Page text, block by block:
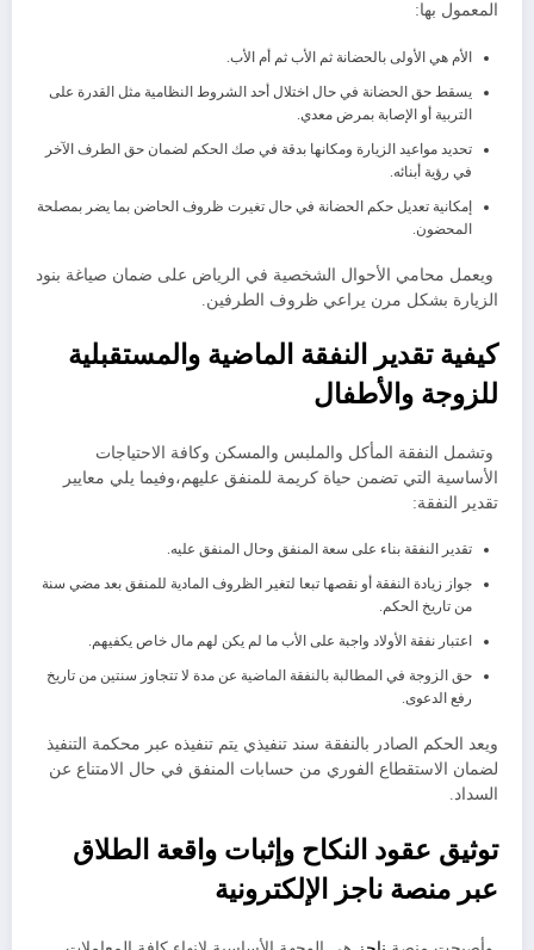
المعمول بها:
​الأم هي الأولى بالحضانة ثم الأب ثم أم الأب.
​يسقط حق الحضانة في حال اختلال أحد الشروط النظامية مثل القدرة على
التربية أو الإصابة بمرض معدي.
​تحديد مواعيد الزيارة ومكانها بدقة في صك الحكم لضمان حق الطرف الآخر
في رؤية أبنائه.
​إمكانية تعديل حكم الحضانة في حال تغيرت ظروف الحاضن بما يضر بمصلحة
المحضون.
ويعمل محامي الأحوال الشخصية في الرياض على ضمان صياغة بنود
الزيارة بشكل مرن يراعي ظروف الطرفين.
​كيفية تقدير النفقة الماضية والمستقبلية
للزوجة والأطفال
وتشمل النفقة المأكل والملبس والمسكن وكافة الاحتياجات
الأساسية التي تضمن حياة كريمة للمنفق عليهم،​وفيما يلي معايير
تقدير النفقة:
​تقدير النفقة بناء على سعة المنفق وحال المنفق عليه.
​جواز زيادة النفقة أو نقصها تبعا لتغير الظروف المادية للمنفق بعد مضي سنة
من تاريخ الحكم.
​اعتبار نفقة الأولاد واجبة على الأب ما لم يكن لهم مال خاص يكفيهم.
​حق الزوجة في المطالبة بالنفقة الماضية عن مدة لا تتجاوز سنتين من تاريخ
رفع الدعوى.
ويعد الحكم الصادر بالنفقة سند تنفيذي يتم تنفيذه عبر محكمة التنفيذ
لضمان الاستقطاع الفوري من حسابات المنفق في حال الامتناع عن
السداد.
​توثيق عقود النكاح وإثبات واقعة الطلاق
عبر منصة ناجز الإلكترونية